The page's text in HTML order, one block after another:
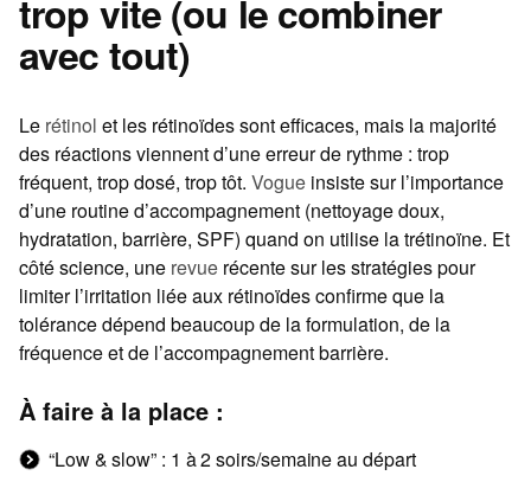
trop vite (ou le combiner
avec tout)
Le rétinol et les rétinoïdes sont efficaces, mais la majorité
des réactions viennent d’une erreur de rythme : trop
fréquent, trop dosé, trop tôt. Vogue insiste sur l’importance
d’une routine d’accompagnement (nettoyage doux,
hydratation, barrière, SPF) quand on utilise la trétinoïne. Et
côté science, une revue récente sur les stratégies pour
limiter l’irritation liée aux rétinoïdes confirme que la
tolérance dépend beaucoup de la formulation, de la
fréquence et de l’accompagnement barrière.
À faire à la place :
“Low & slow” : 1 à 2 soirs/semaine au départ